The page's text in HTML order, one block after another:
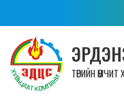
ТӨРИЙН